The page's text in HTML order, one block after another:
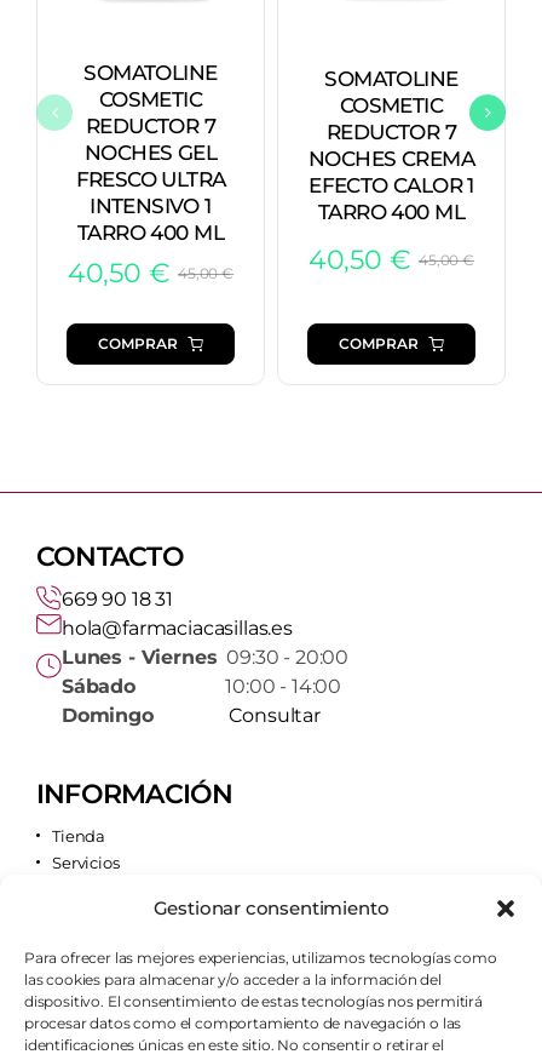
Gestionar consentimiento
Para ofrecer las mejores experiencias, utilizamos tecnologías como
las cookies para almacenar y/o acceder a la información del
dispositivo. El consentimiento de estas tecnologías nos permitirá
procesar datos como el comportamiento de navegación o las
identificaciones únicas en este sitio. No consentir o retirar el
SOMATOLINE
COSMETIC
REDUCTOR 7
NOCHES GEL
FRESCO ULTRA
INTENSIVO 1
TARRO 400 ML
45,00€El
precio
original
era:
40,50 €
El
precio
actual
es:
COMPRAR
SOMATOLINE
COSMETIC
REDUCTOR 7
NOCHES CREMA
EFECTO CALOR 1
TARRO 400 ML
45,00€El
era:
40,50 €
El
es:
COMPRAR
CONTACTO
669 90 18 31
hola@farmaciacasillas.es
Lunes - Viernes 09:30 - 20:00
Sábado10:00 - 14:00
Domingo
Consultar
INFORMACIÓN
Tienda
Servicios
Quiénes somos
AVISOS LEGALES
Aviso legal